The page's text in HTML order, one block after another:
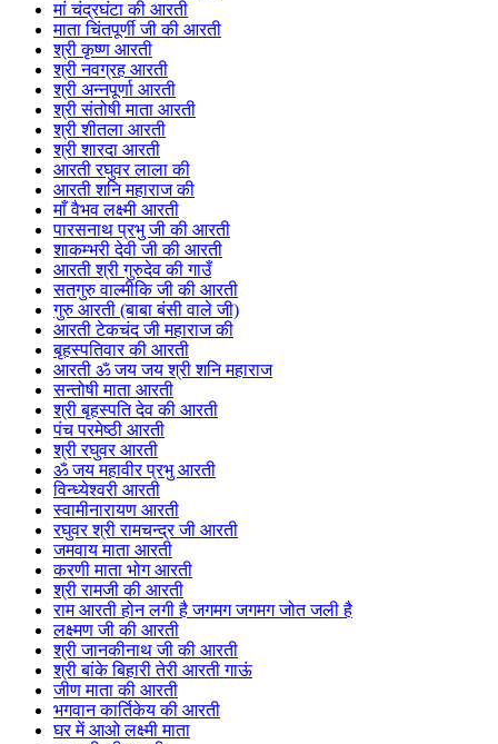
मां चंद्रघंटा की आरती
माता चिंतपूर्णी जी की आरती
श्री कृष्ण आरती
श्री नवग्रह आरती
श्री अन्नपूर्णा आरती
श्री संतोषी माता आरती
श्री शीतला आरती
श्री शारदा आरती
आरती रघुवर लाला की
आरती शनि महाराज की
माँ वैभव लक्ष्मी आरती
पारसनाथ प्रभु जी की आरती
शाकम्भरी देवी जी की आरती
आरती श्री गुरुदेव की गाउँ
सतगुरु वाल्मीकि जी की आरती
गुरु आरती (बाबा बंसी वाले जी)
आरती टेकचंद जी महाराज की
बृहस्पतिवार की आरती
आरती ॐ जय जय श्री शनि महाराज
सन्तोषी माता आरती
श्री बृहस्पति देव की आरती
पंच परमेष्ठी आरती
श्री रघुवर आरती
ॐ जय महावीर प्रभु आरती
विन्ध्येश्वरी आरती
स्वामीनारायण आरती
रघुवर श्री रामचन्द्र जी आरती
जमवाय माता आरती
करणी माता भोग आरती
श्री रामजी की आरती
राम आरती होन लगी है जगमग जगमग जोत जली है
लक्ष्मण जी की आरती
श्री जानकीनाथ जी की आरती
श्री बांके बिहारी तेरी आरती गाऊं
जीण माता की आरती
भगवान कार्तिकेय की आरती
घर में आओ लक्ष्मी माता